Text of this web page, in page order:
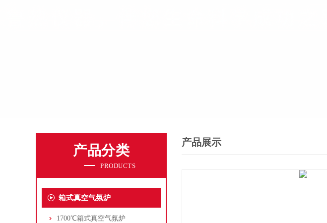
产品分类
PRODUCTS
箱式真空气氛炉
1700℃箱式真空气氛炉
产品展示